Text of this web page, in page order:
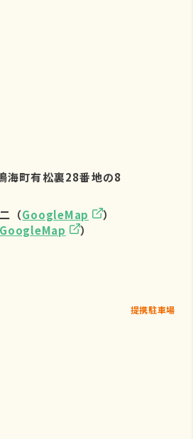
海町有松裏28番地の8
（GoogleMap
）
GoogleMap
）
提携駐車場